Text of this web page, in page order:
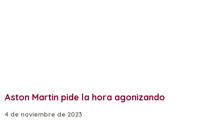
Aston Martin pide la hora agonizando
4 de noviembre de 2023